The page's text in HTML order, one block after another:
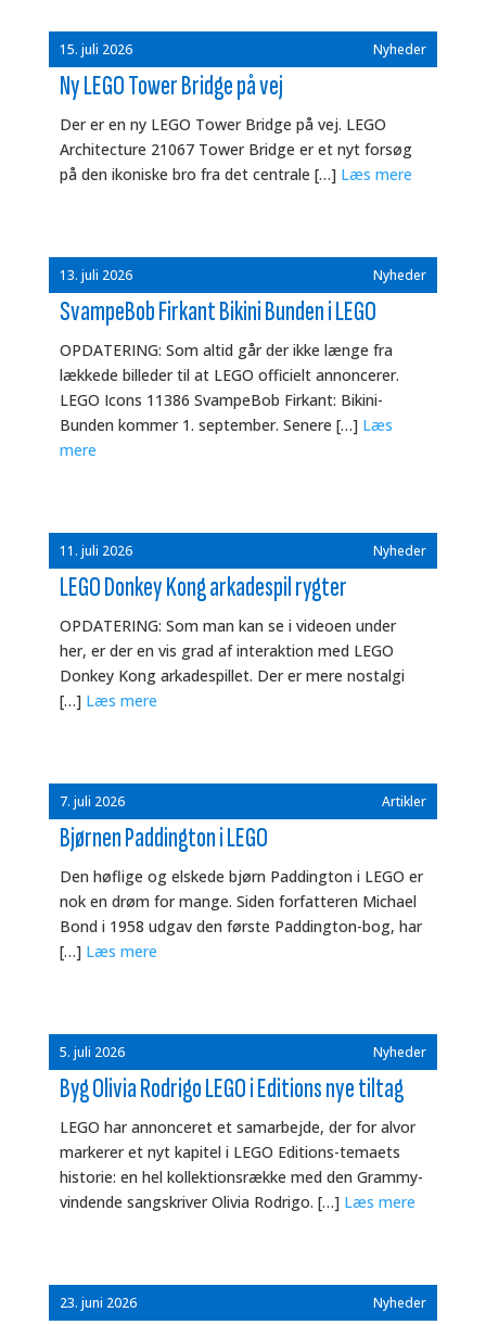
15. juli 2026 Nyheder
Ny LEGO Tower Bridge på vej
Der er en ny LEGO Tower Bridge på vej. LEGO
Architecture 21067 Tower Bridge er et nyt forsøg
på den ikoniske bro fra det centrale […] Læs mere
13. juli 2026 Nyheder
SvampeBob Firkant Bikini Bunden i LEGO
OPDATERING: Som altid går der ikke længe fra
lækkede billeder til at LEGO officielt annoncerer.
LEGO Icons 11386 SvampeBob Firkant: Bikini-
Bunden kommer 1. september. Senere […] Læs
mere
11. juli 2026 Nyheder
LEGO Donkey Kong arkadespil rygter
OPDATERING: Som man kan se i videoen under
her, er der en vis grad af interaktion med LEGO
Donkey Kong arkadespillet. Der er mere nostalgi
[…] Læs mere
7. juli 2026 Artikler
Bjørnen Paddington i LEGO
Den høflige og elskede bjørn Paddington i LEGO er
nok en drøm for mange. Siden forfatteren Michael
Bond i 1958 udgav den første Paddington-bog, har
[…] Læs mere
5. juli 2026 Nyheder
Byg Olivia Rodrigo LEGO i Editions nye tiltag
LEGO har annonceret et samarbejde, der for alvor
markerer et nyt kapitel i LEGO Editions-temaets
historie: en hel kollektionsrække med den Grammy-
vindende sangskriver Olivia Rodrigo. […] Læs mere
23. juni 2026 Nyheder